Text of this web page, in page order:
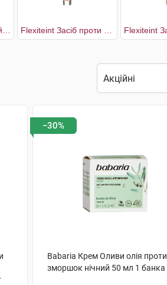
−30%
Babaria Крем Оливи олія проти
зморшок нічний 50 мл 1 банка